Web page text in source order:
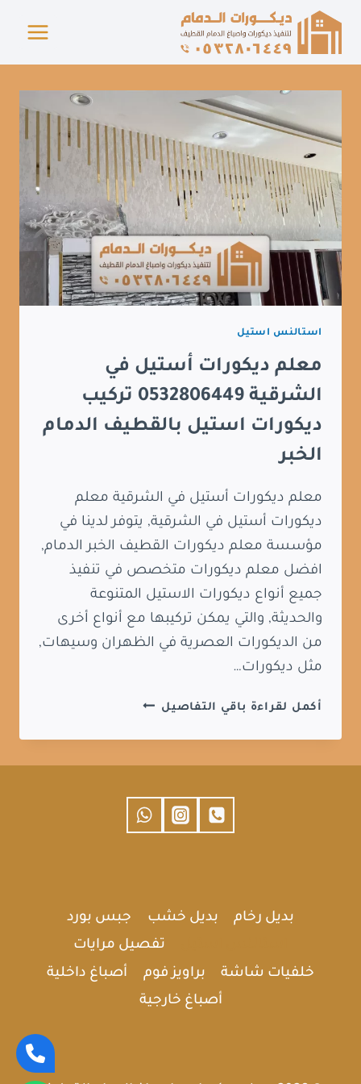
التجاوز
المحتوى
استالنس استيل
معلم ديكورات أستيل في
الشرقية 0532806449 تركيب
ديكورات استيل بالقطيف الدمام
الخبر
معلم ديكورات أستيل في الشرقية معلم
ديكورات أستيل في الشرقية, يتوفر لدينا في
مؤسسة معلم ديكورات القطيف الخبر الدمام,
افضل معلم ديكورات متخصص في تنفيذ
جميع أنواع ديكورات الاستيل المتنوعة
والحديثة, والتي يمكن تركيبها مع أنواع أخرى
من الديكورات العصرية في الظهران وسيهات,
مثل ديكورات…
أكمل لقراءة باقي التفاصيل معلم
أستيل
0532806449
تركيب
الخبر
بديل رخام بديل خشب
جبس بورد
تفصيل مرايات
خلفيات شاشة
براويز فوم
أصباغ داخلية
أصباغ خارجية